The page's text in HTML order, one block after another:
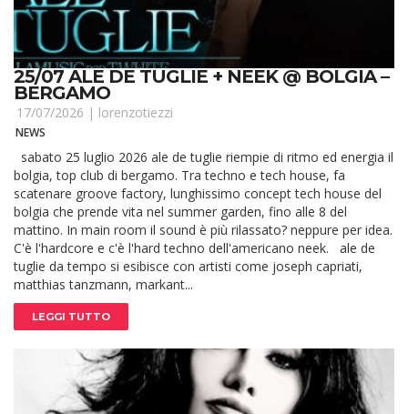
25/07 ALE DE TUGLIE + NEEK @ BOLGIA –
BERGAMO
17/07/2026 | lorenzotiezzi
NEWS
sabato 25 luglio 2026 ale de tuglie riempie di ritmo ed energia il
bolgia, top club di bergamo. Tra techno e tech house, fa
scatenare groove factory, lunghissimo concept tech house del
bolgia che prende vita nel summer garden, fino alle 8 del
mattino. In main room il sound è più rilassato? neppure per idea.
C'è l'hardcore e c'è l'hard techno dell'americano neek. ale de
tuglie da tempo si esibisce con artisti come joseph capriati,
matthias tanzmann, markant...
LEGGI TUTTO